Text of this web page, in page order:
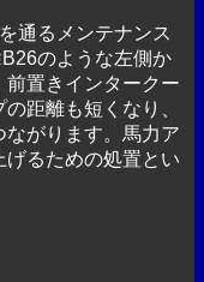
通るメンテナンス
のような左側か
前置きインタークー
距離も短くなり、
がります。馬力ア
げるための処置とい